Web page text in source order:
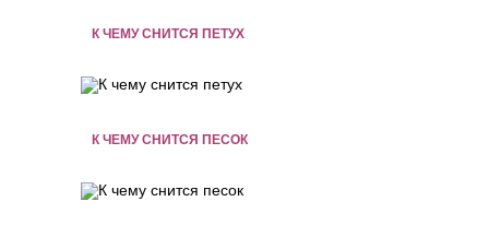
К ЧЕМУ СНИТСЯ ПЕТУХ
К ЧЕМУ СНИТСЯ ПЕСОК